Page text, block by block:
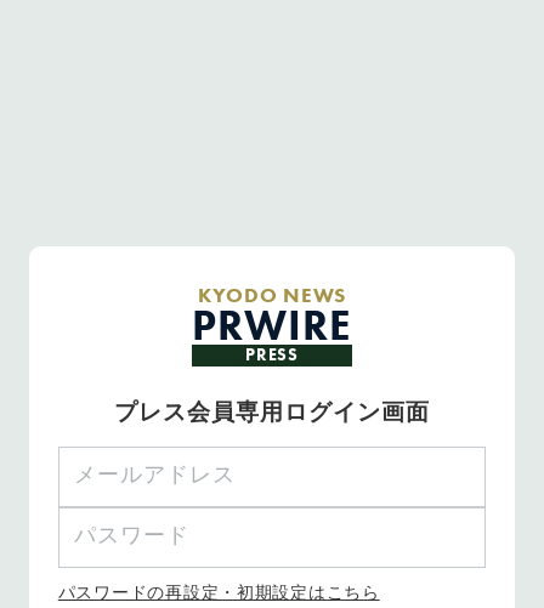
KYODO NEWS
PRWIRE
PRESS
プレス会員専用ログイン画面
パスワードの再設定・初期設定はこちら